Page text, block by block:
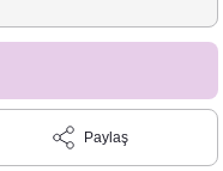
Paylaş